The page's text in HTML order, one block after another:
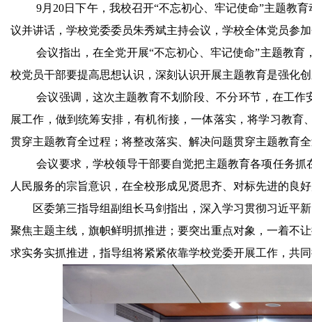
9月 20日下午，我校召开“不忘初心、牢记使命”主题教
议并讲话，学校党委委员朱秀斌主持会议，学校全体党员参
会议指出，在全党开展“不忘初心、牢记使命”主题教
校党员干部要提高思想认识，深刻认识开展主题教育是强化
会议强调，这次主题教育不划阶段、不分环节，在工
展工作，做到统筹安排，有机衔接，一体落实，将学习教
贯穿主题教育全过程；将整改落实、解决问题贯穿主题教育
会议要求，学校领导干部要自觉把主题教育各项任务抓
人民服务的宗旨意识，在全校形成见贤思齐、对标先进的良
区委第三指导组副组长马剑指出，深入学习贯彻习近平新
聚焦主题主线，旗帜鲜明抓推进；要突出重点对象，一着不
求实务实抓推进，指导组将紧紧依靠学校党委开展工作，共